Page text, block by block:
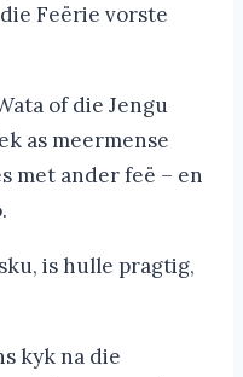
Feërie vorste
of die Jengu
as meermense
met ander feë – en
is hulle pragtig,
kyk na die